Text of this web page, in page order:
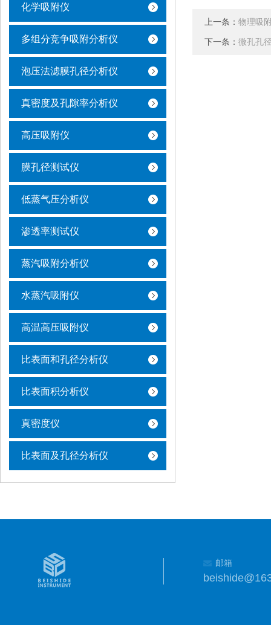
化学吸附仪
多组分竞争吸附分析仪
泡压法滤膜孔径分析仪
真密度及孔隙率分析仪
高压吸附仪
膜孔径测试仪
低蒸气压分析仪
渗透率测试仪
蒸汽吸附分析仪
水蒸汽吸附仪
高温高压吸附仪
比表面和孔径分析仪
比表面积分析仪
真密度仪
比表面及孔径分析仪
上一条： 物理吸
下一条： 微孔孔
邮箱